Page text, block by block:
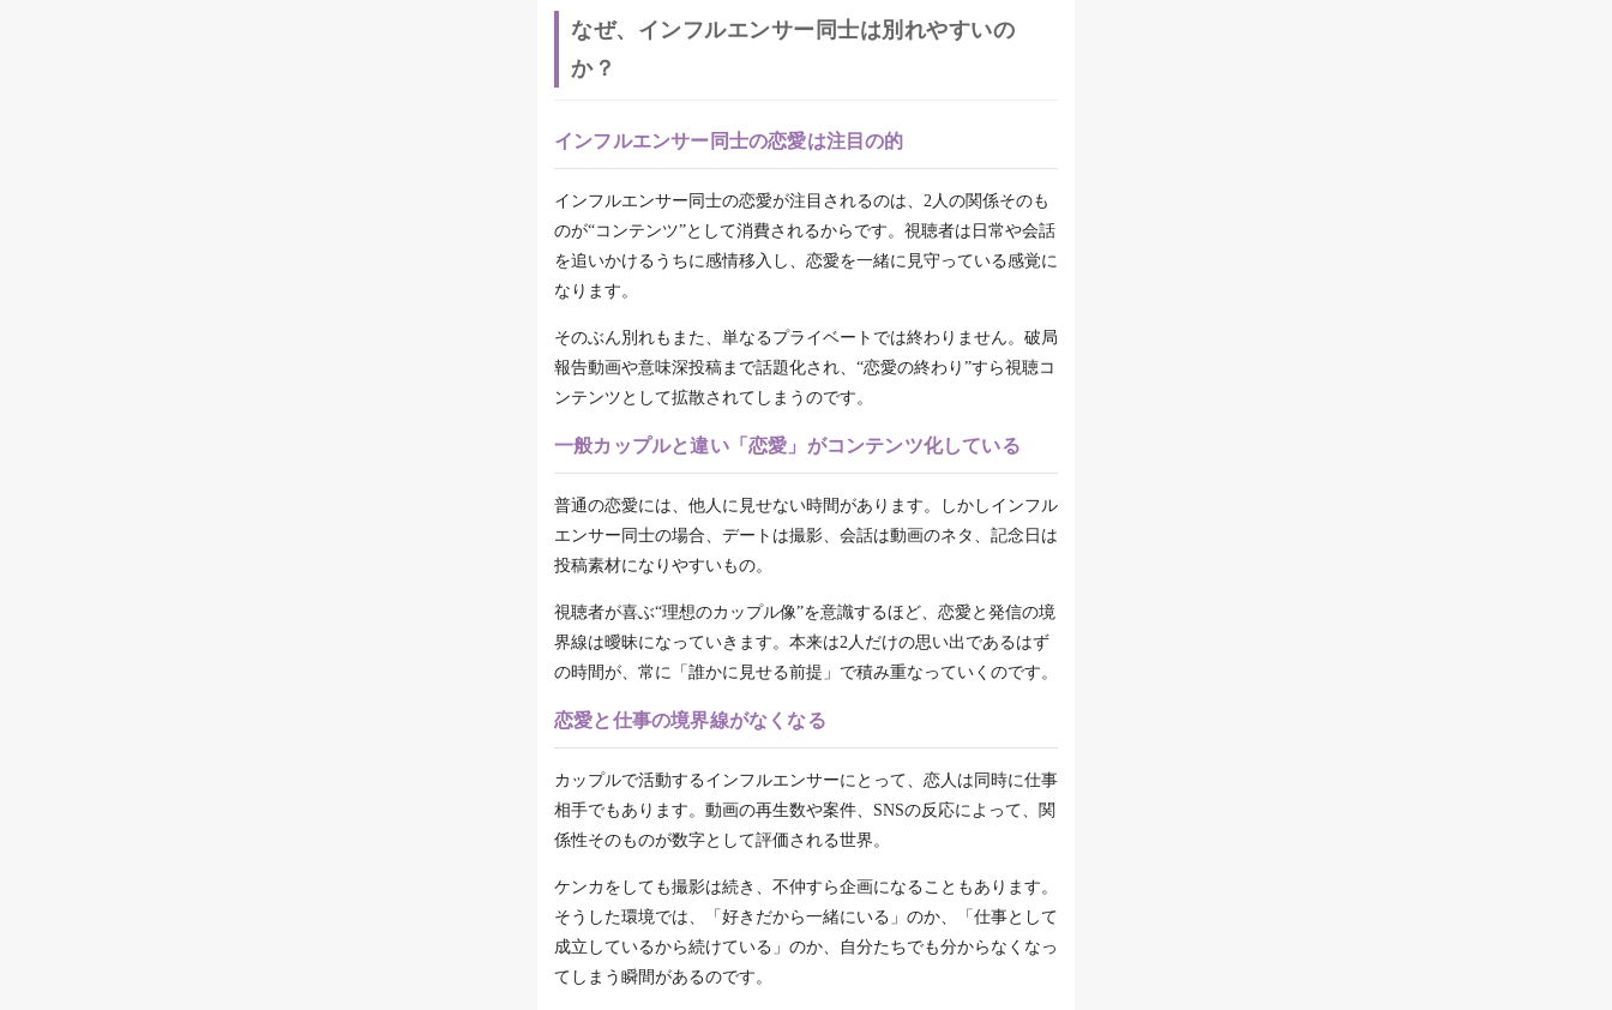
なぜ、インフルエンサー同士は別れやすいの
か？
インフルエンサー同士の恋愛は注目の的
インフルエンサー同士の恋愛が注目されるのは、2人の関係そのも
のが“コンテンツ”として消費されるからです。視聴者は日常や会話
を追いかけるうちに感情移入し、恋愛を一緒に見守っている感覚に
なります。
そのぶん別れもまた、単なるプライベートでは終わりません。破局
報告動画や意味深投稿まで話題化され、“恋愛の終わり”すら視聴コ
ンテンツとして拡散されてしまうのです。
一般カップルと違い「恋愛」がコンテンツ化している
普通の恋愛には、他人に見せない時間があります。しかしインフル
エンサー同士の場合、デートは撮影、会話は動画のネタ、記念日は
投稿素材になりやすいもの。
視聴者が喜ぶ“理想のカップル像”を意識するほど、恋愛と発信の境
界線は曖昧になっていきます。本来は2人だけの思い出であるはず
の時間が、常に「誰かに見せる前提」で積み重なっていくのです。
恋愛と仕事の境界線がなくなる
カップルで活動するインフルエンサーにとって、恋人は同時に仕事
相手でもあります。動画の再生数や案件、SNSの反応によって、関
係性そのものが数字として評価される世界。
ケンカをしても撮影は続き、不仲すら企画になることもあります。
そうした環境では、「好きだから一緒にいる」のか、「仕事として
成立しているから続けている」のか、自分たちでも分からなくなっ
てしまう瞬間があるのです。